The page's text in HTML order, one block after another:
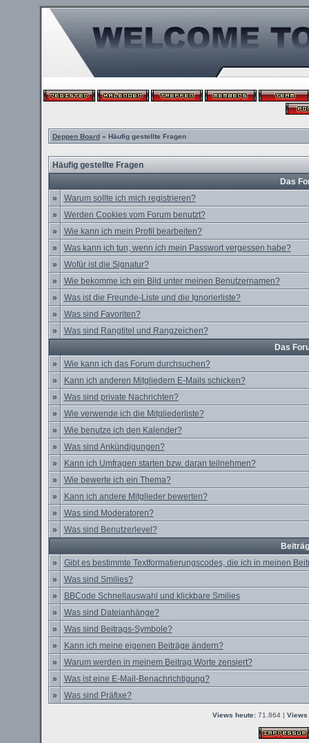
Deppen Board» Häufig gestellte Fragen
Häufig gestellte Fragen
Das
»
Warum sollte ich mich registrieren?
»
Werden Cookies vom Forum benutzt?
»
Wie kann ich mein Profil bearbeiten?
»
Was kann ich tun, wenn ich mein Passwort vergessen habe?
»
Wofür ist die Signatur?
»
Wie bekomme ich ein Bild unter meinen Benutzernamen?
»
Was ist die Freunde-Liste und die Ignorierliste?
»
Was sind Favoriten?
»
Was sind Rangtitel und Rangzeichen?
Das
»
Wie kann ich das Forum durchsuchen?
»
Kann ich anderen Mitgliedern E-Mails schicken?
»
Was sind private Nachrichten?
»
Wie verwende ich die Mitgliederliste?
»
Wie benutze ich den Kalender?
»
Was sind Ankündigungen?
»
Kann ich Umfragen starten bzw. daran teilnehmen?
»
Wie bewerte ich ein Thema?
»
Kann ich andere Mitglieder bewerten?
»
Was sind Moderatoren?
»
Was sind Benutzerlevel?
»
Gibt es bestimmte Textformatierungscodes, die ich in meinen
»
Was sind Smilies?
»
BBCode Schnellauswahl und klickbare Smilies
»
Was sind Dateianhänge?
»
Was sind Beitrags-Symbole?
»
Kann ich meine eigenen Beiträge ändern?
»
Warum werden in meinem Beitrag Worte zensiert?
»
Was ist eine E-Mail-Benachrichtigung?
»
Was sind Präfixe?
Views heute:71.864 | Views